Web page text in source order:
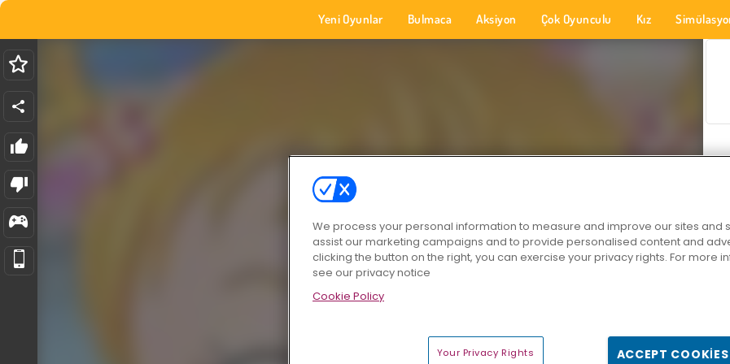
Yeni Oyunlar Bulmaca Aksiyon Çok Oyunculu Kız
We process your personal information to measure and improve our sites and
assist our marketing campaigns and to provide personalised content and
clicking the button on the right, you can exercise your privacy rights. For more
see our privacy notice
Cookie Policy
Your Privacy Rights ACCEPT COOKIES